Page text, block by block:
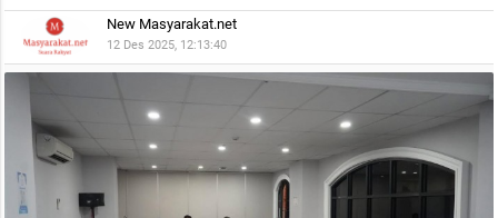
New Masyarakat.net
12 Des 2025, 12:13:40